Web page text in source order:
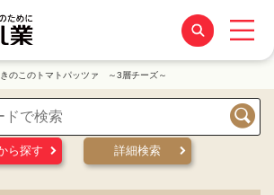
のこのトマトパッツァ ～3層チーズ～
検索
ら探す
詳細検索